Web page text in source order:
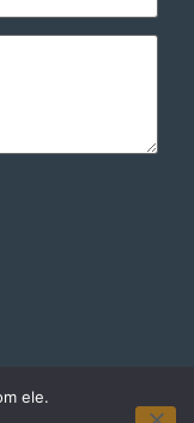
ele.